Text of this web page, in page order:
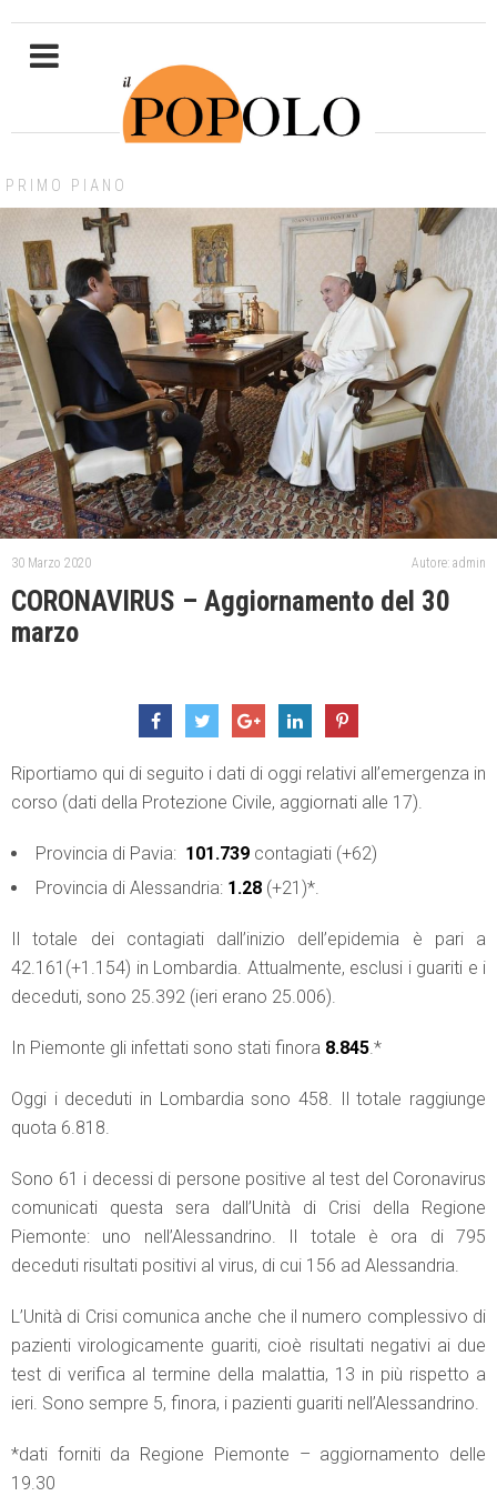
PRIMO PIANO
30 Marzo 2020 Autore: admin
CORONAVIRUS – Aggiornamento del 30
marzo
Riportiamo qui di seguito i dati di oggi relativi all’emergenza in
corso (dati della Protezione Civile, aggiornati alle 17).
Provincia di Pavia: 101.739 contagiati (+62)
Provincia di Alessandria: 1.28 (+21)*.
Il totale dei contagiati dall’inizio dell’epidemia è pari a
42.161(+1.154) in Lombardia. Attualmente, esclusi i guariti e i
deceduti, sono 25.392 (ieri erano 25.006).
In Piemonte gli infettati sono stati finora 8.845.*
Oggi i deceduti in Lombardia sono 458. Il totale raggiunge
quota 6.818.
Sono 61 i decessi di persone positive al test del Coronavirus
comunicati questa sera dall’Unità di Crisi della Regione
Piemonte: uno nell’Alessandrino. Il totale è ora di 795
deceduti risultati positivi al virus, di cui 156 ad Alessandria.
L’Unità di Crisi comunica anche che il numero complessivo di
pazienti virologicamente guariti, cioè risultati negativi ai due
test di verifica al termine della malattia, 13 in più rispetto a
ieri. Sono sempre 5, finora, i pazienti guariti nell’Alessandrino.
*dati forniti da Regione Piemonte – aggiornamento delle
19.30